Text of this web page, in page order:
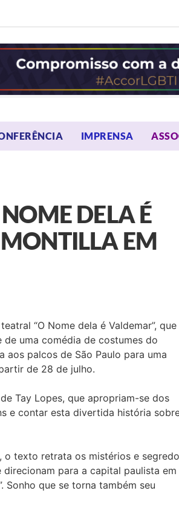
OPEN MENU
IMPRENSA OPEN
DELA É
EM
“O Nome dela é Valdemar”, que
uma comédia de costumes do
palcos de São Paulo para uma
de 28 de julho.
Tay Lopes, que apropriam-se dos
e contar esta divertida história
o texto retrata os mistérios e
para a capital paulista em
Sonho que se torna também seu